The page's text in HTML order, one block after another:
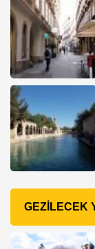
GEZILECEK